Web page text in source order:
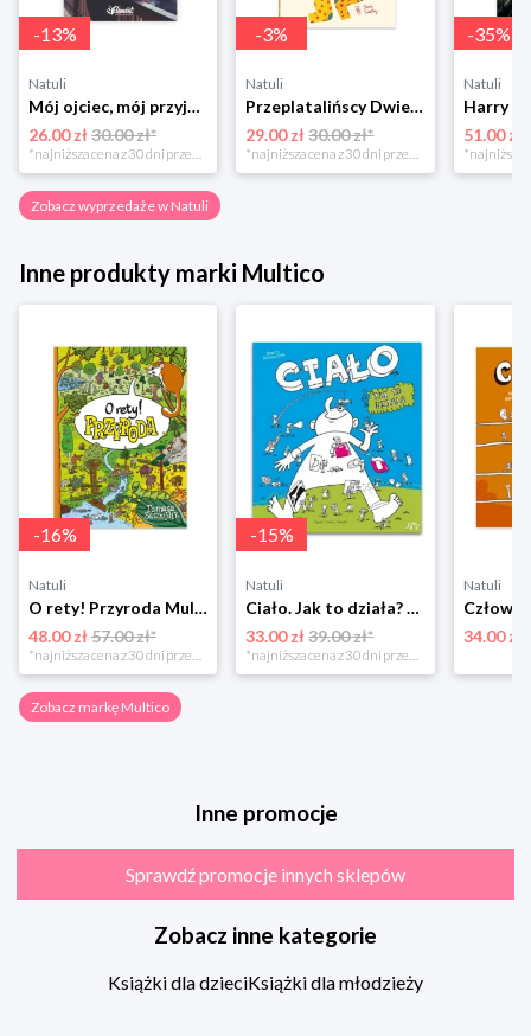
-13%
Natuli
Mój ojciec, mój przyjaciel Element
26.00 zł30.00 zł*
*najniższa cena z 30 dni przed obniżką
-3%
Natuli
Przeplatalińscy Dwie siostry
29.00 zł 30.00 zł*
*najniższa cena z 30 dni przed obniżką
-35%
Natuli
51.00 zł
Zobacz wyprzedaże w Natuli
Inne produkty marki Multico
-16%
Natuli
O rety! Przyroda Multico
48.00 zł57.00 zł*
-15%
Natuli
Ciało. Jak to działa? Multico
33.00 zł 39.00 zł*
Natuli
34.00 zł
Zobacz markę Multico
Inne promocje
Sprawdź promocje innych sklepów
Zobacz inne kategorie
Książki dla dzieciKsiążki dla młodzieży